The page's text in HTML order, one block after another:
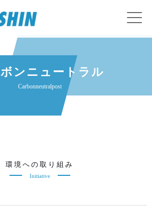
ンニュートラル
Carbonneutralpost
環境への取り組み
Initiative